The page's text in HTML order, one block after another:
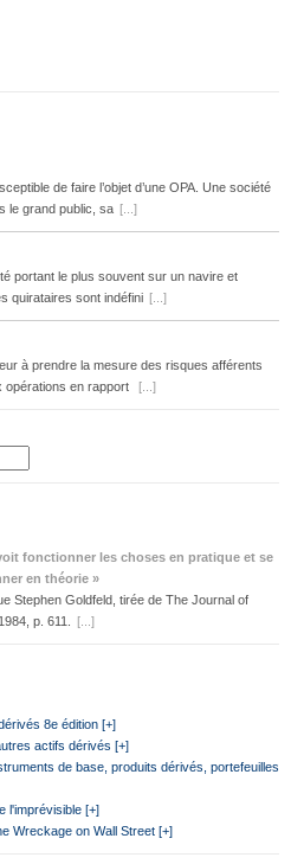
de faire l’objet d’une OPA. Une société
le grand public, sa [...]
portant le plus souvent sur un navire et
quirataires sont indéfini [...]
à prendre la mesure des risques afférents
opérations en rapport
[...]
fonctionner les choses en pratique et se
en théorie »
Stephen Goldfeld, tirée de The Journal of
p. 611.
[...]
8e édition [+]
actifs dérivés [+]
de base, produits dérivés, portefeuilles
l'imprévisible [+]
Wreckage on Wall Street [+]